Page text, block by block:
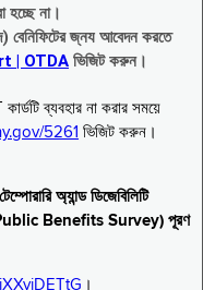
না।
বেনিফিটের জ্নয আবেদন করতে
| OTDA ভিজিট করুন।
ব্যবহার না করার সময়ে
5261 ভিজিট করুন।
অ্যান্ড ডিজেবিলিটি
(Public Benefits Survey) পূরণ
।